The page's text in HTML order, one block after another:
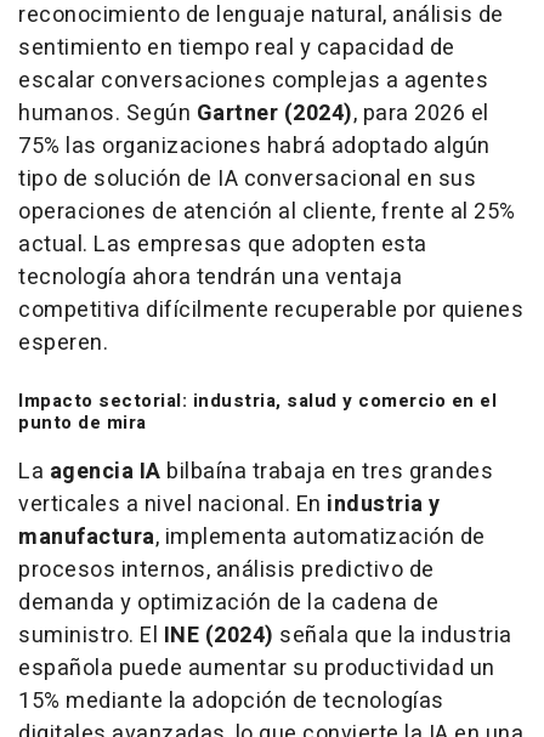
reconocimiento de lenguaje natural, análisis de
sentimiento en tiempo real y capacidad de
escalar conversaciones complejas a agentes
humanos. Según Gartner (2024), para 2026 el
75% las organizaciones habrá adoptado algún
tipo de solución de IA conversacional en sus
operaciones de atención al cliente, frente al 25%
actual. Las empresas que adopten esta
tecnología ahora tendrán una ventaja
competitiva difícilmente recuperable por quienes
esperen.
Impacto sectorial: industria, salud y comercio en el
punto de mira
La agencia IA bilbaína trabaja en tres grandes
verticales a nivel nacional. En industria y
manufactura, implementa automatización de
procesos internos, análisis predictivo de
demanda y optimización de la cadena de
suministro. El INE (2024) señala que la industria
española puede aumentar su productividad un
15% mediante la adopción de tecnologías